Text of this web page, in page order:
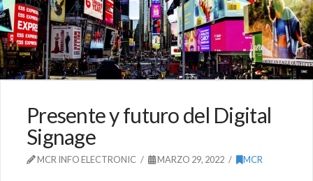
Presente y futuro del Digital
Signage
MCR INFO ELECTRONIC MARZO 29, 2022 MCR